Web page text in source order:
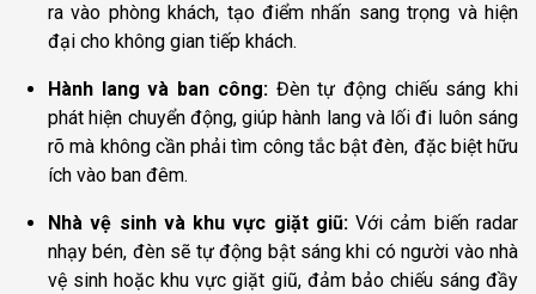
ra vào phòng khách, tạo điểm nhấn sang trọng và hiện
đại cho không gian tiếp khách.
Hành lang và ban công:Đèn tự động chiếu sáng khi
phát hiện chuyển động, giúp hành lang và lối đi luôn sáng
rõ mà không cần phải tìm công tắc bật đèn, đặc biệt hữu
ích vào ban đêm.
Nhà vệ sinh và khu vực giặt giũ:Với cảm biến radar
nhạy bén, đèn sẽ tự động bật sáng khi có người vào nhà
vệ sinh hoặc khu vực giặt giũ, đảm bảo chiếu sáng đầy